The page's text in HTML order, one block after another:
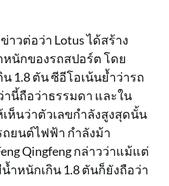
วต่อว่า Lotus ได้สร้าง
นักของรถสปอร์ต โดย
1.8 ตัน ซีอีโอเน้นย้ำว่ารถ
นี้ถือว่าธรรมดา และใน
ห็นว่าตัวเลขกำลังสูงสุดนั้น
ยนต์ไฟฟ้า กำลังม้า
Qingfeng กล่าวว่าแม้แต่
ำหนักเกิน 1.8 ตันก็ยังถือว่า